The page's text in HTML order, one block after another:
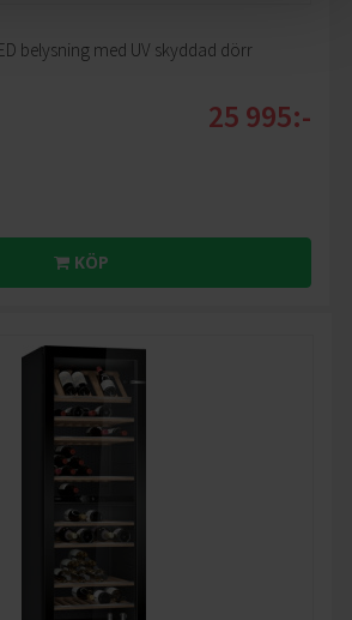
belysning med UV skyddad dörr
25 995:-
KÖP